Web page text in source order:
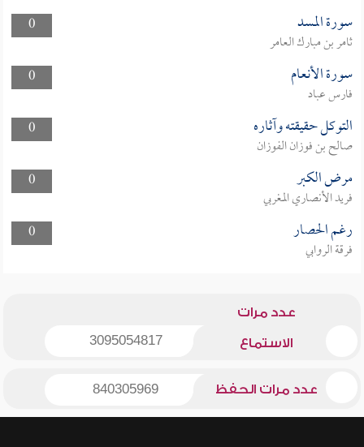
0 سورة المسد
ثامر بن مبارك العامر
0
سورة الأنعام
فارس عباد
0
التوكل حقيقته وآثاره
صالح بن فوزان الفوزان
0
مرض الكبر
فريد الأنصاري المغربي
0
رغم الحصار
فرقة الروابي
عدد مرات
الاستماع 3095054817
عدد مرات الحفظ 840305969